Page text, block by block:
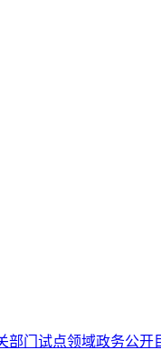
部门试点领域政务公开